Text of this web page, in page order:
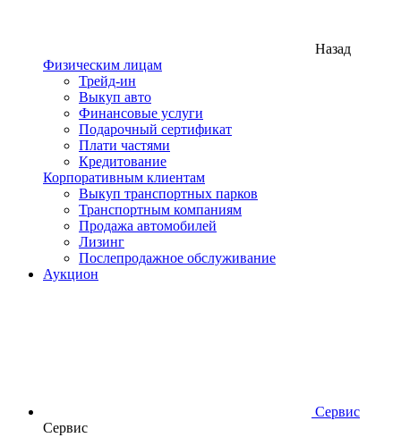
Назад
Физическим лицам
Трейд-ин
Выкуп авто
Финансовые услуги
Подарочный сертификат
Плати частями
Кредитование
Корпоративным клиентам
Выкуп транспортных парков
Транспортным компаниям
Продажа автомобилей
Лизинг
Послепродажное обслуживание
Аукцион
Сервис
Сервис